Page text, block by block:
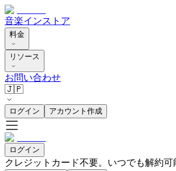
音楽インストア
料金
リソース
お問い合わせ
🇯🇵
ログイン アカウント作成
ログイン
クレジットカード不要。いつでも解約可